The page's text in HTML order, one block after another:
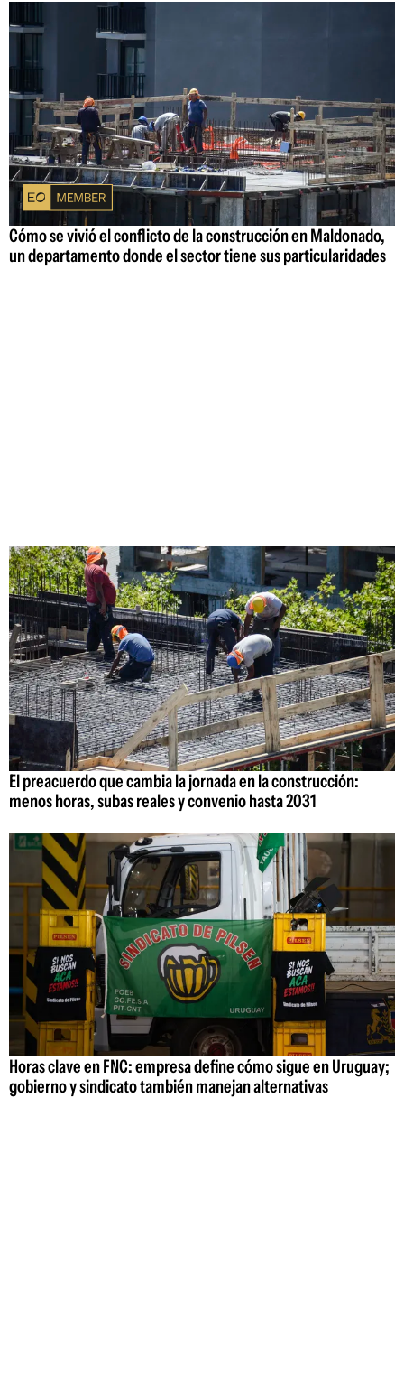
Cómo se vivió el conflicto de la construcción en Maldonado,
un departamento donde el sector tiene sus particularidades
El preacuerdo que cambia la jornada en la construcción:
menos horas, subas reales y convenio hasta 2031
Horas clave en FNC: empresa define cómo sigue en Uruguay;
gobierno y sindicato también manejan alternativas